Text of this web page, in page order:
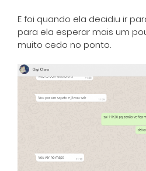
E foi quando ela decidiu ir
para ela esperar mais um
muito cedo no ponto.